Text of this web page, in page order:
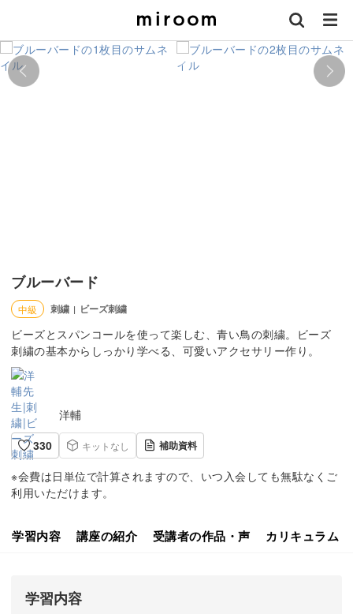
ブルーバード
中級 刺繍 | ビーズ刺繍
ビーズとスパンコールを使って楽しむ、青い鳥の刺繍。ビーズ
刺繍の基本からしっかり学べる、可愛いアクセサリー作り。
洋輔
330
キットなし 補助資料
※会費は日単位で計算されますので、いつ入会しても無駄なくご
利用いただけます。
学習内容 講座の紹介 受講者の作品・声 カリキュラム
学習内容